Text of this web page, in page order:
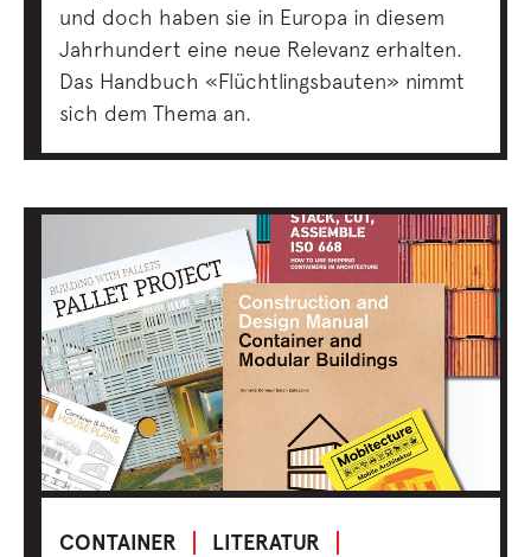
und doch haben sie in Europa in diesem
Jahrhundert eine neue Relevanz erhalten.
Das Handbuch «Flüchtlingsbauten» nimmt
sich dem Thema an.
CONTAINER LITERATUR